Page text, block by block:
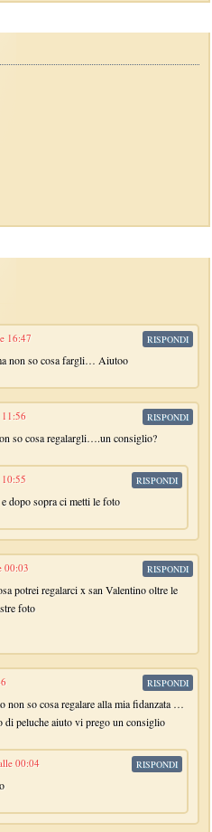
16:47
non so cosa fargli… Aiutoo
RISPONDI
so cosa regalargli….un consiglio?
RISPONDI
dopo sopra ci metti le foto
RISPONDI
00:03
potrei regalarci x san Valentino oltre le
foto
RISPONDI
non so cosa regalare alla mia fidanzata …
di peluche aiuto vi prego un consiglio
RISPONDI
00:04 RISPONDI